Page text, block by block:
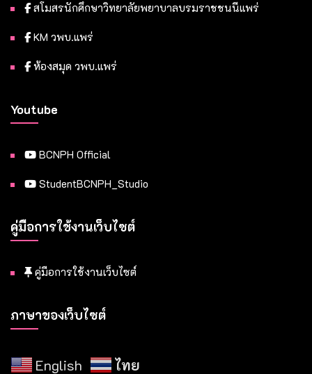
สโมสรนักศึกษาวิทยาลัยพยาบาลบรมราชชนนีแพร่
KM วพบ.แพร่
ห้องสมุด วพบ.แพร่
Youtube
BCNPH Official
StudentBCNPH_Studio
คู่มือการใช้งานเว็บไซต์
คู่มือการใช้งานเว็บไซต์
ภาษาของเว็บไซต์
English ไทย